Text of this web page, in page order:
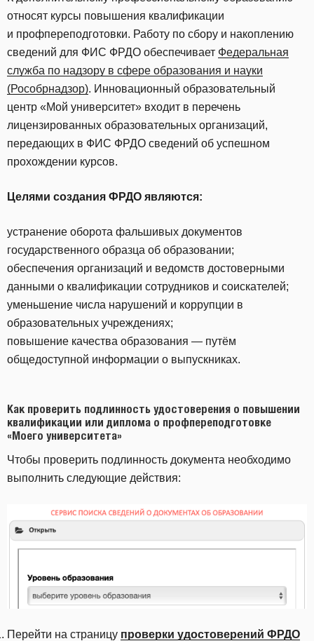
относят курсы повышения квалификации
и профпереподготовки. Работу по сбору и накоплению
сведений для ФИС ФРДО обеспечивает Федеральная
служба по надзору в сфере образования и науки
(Рособрнадзор). Инновационный образовательный
центр «Мой университет» входит в перечень
лицензированных образовательных организаций,
передающих в ФИС ФРДО сведений об успешном
прохождении курсов.
Целями создания ФРДО являются:
устранение оборота фальшивых документов
государственного образца об образовании;
обеспечения организаций и ведомств достоверными
данными о квалификации сотрудников и соискателей;
уменьшение числа нарушений и коррупции в
образовательных учреждениях;
повышение качества образования — путём
общедоступной информации о выпускниках.
Как проверить подлинность удостоверения о повышении
квалификации или диплома о профпереподготовке
«Моего университета»
Чтобы проверить подлинность документа необходимо
выполнить следующие действия:
Перейти на страницу проверки удостоверений ФРДО